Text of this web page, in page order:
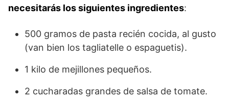
necesitarás los siguientes ingredientes:
500 gramos de pasta recién cocida, al gusto
(van bien los tagliatelle o espaguetis).
1 kilo de mejillones pequeños.
2 cucharadas grandes de salsa de tomate.